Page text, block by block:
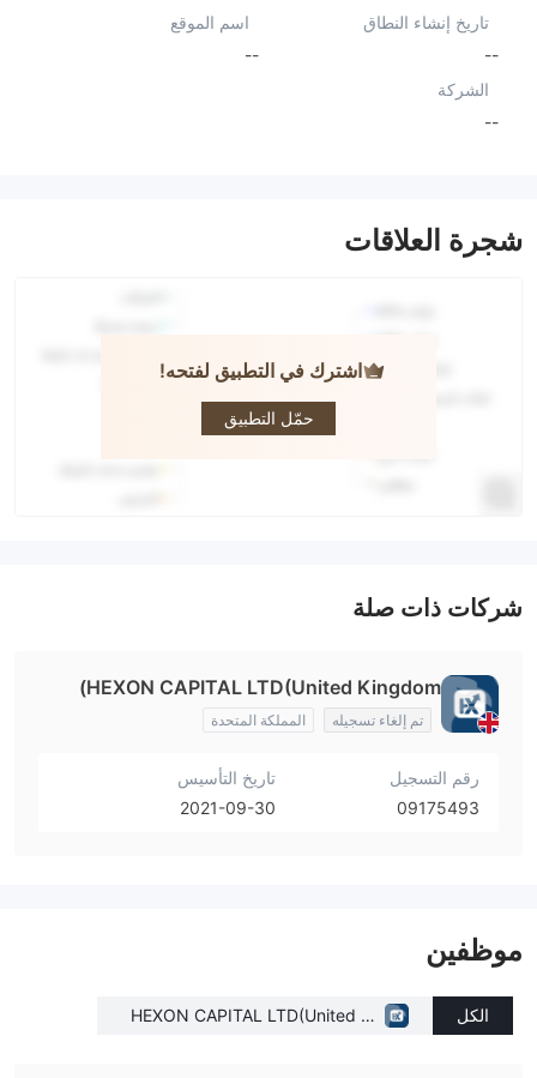
تاريخ إنشاء النطاق
--
اسم الموقع
--
الشركة
--
شجرة العلاقات
اشترك في التطبيق لفتحه!
حمّل التطبيق
Capital
شركات ذات صلة
HEXON CAPITAL LTD(United Kingdom)
تم إلغاء تسجيله المملكة المتحدة
رقم التسجيل
09175493
تاريخ التأسيس
2021-09-30
موظفين
الكل
HEXON CAPITAL LTD(United Kin